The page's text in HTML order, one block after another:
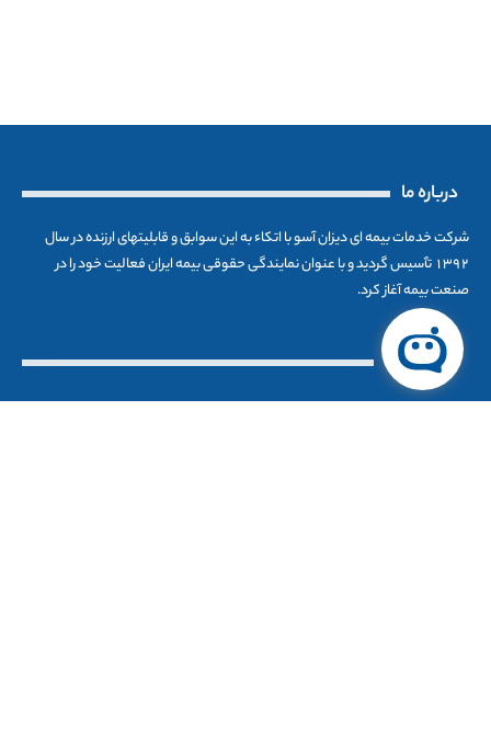
درباره ما
شرکت خدمات بیمه ای دیزان آسو با اتکاء به این سوابق و قابلیتهای ارزنده در سال
۱۳۹۲ تٱسیس گردید و با عنوان نمایندگی حقوقی بیمه ایران فعالیت خود را در
صنعت بیمه آغاز کرد.
تماس با ما
۰۹۱۲۸۳۵۶۱۹۰